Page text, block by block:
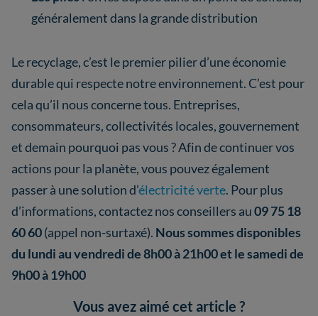
généralement dans la grande distribution
Le recyclage, c’est le premier pilier d’une économie
durable qui respecte notre environnement. C’est pour
cela qu’il nous concerne tous. Entreprises,
consommateurs, collectivités locales, gouvernement
et demain pourquoi pas vous ? Afin de continuer vos
actions pour la planète, vous pouvez également
passer à une solution d’électricité verte. Pour plus
d’informations, contactez nos conseillers au09 75 18
60 60(appel non-surtaxé). Nous sommes disponibles
du lundi au vendredi de 8h00 à 21h00 et le samedi de
9h00 à 19h00
Vous avez aimé cet article ?